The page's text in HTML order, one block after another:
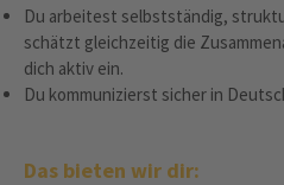
Du arbeitest selbstständig,
schätzt gleichzeitig die
dich aktiv ein.
Du kommunizierst sicher in
Das bieten wir dir: